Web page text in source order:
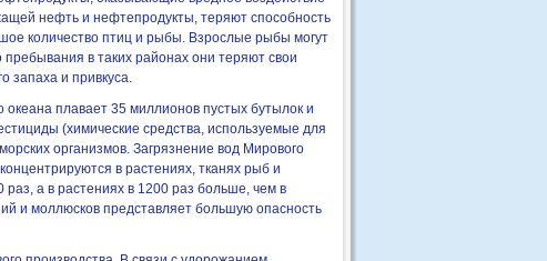
нефть и нефтепродукты, теряют способность
количество птиц и рыбы. Взрослые рыбы могут
в таких районах они теряют свои
запаха и привкуса.
океана плавает 35 миллионов пустых бутылок и
(химические средства, используемые для
организмов. Загрязнение вод Мирового
в растениях, тканях рыб и
а в растениях в 1200 раз больше, чем в
и моллюсков представляет большую опасность